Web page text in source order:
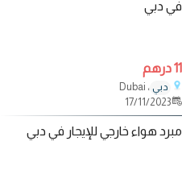
في دبي
11 درهم
دبي ، Dubai
17/11/2023
مبرد هواء خارجي للإيجار في دبي